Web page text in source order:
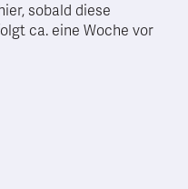
sobald diese
ca. eine Woche vor